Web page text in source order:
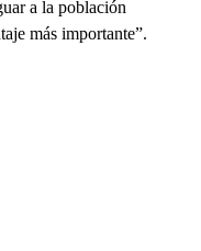
a la población
más importante”.